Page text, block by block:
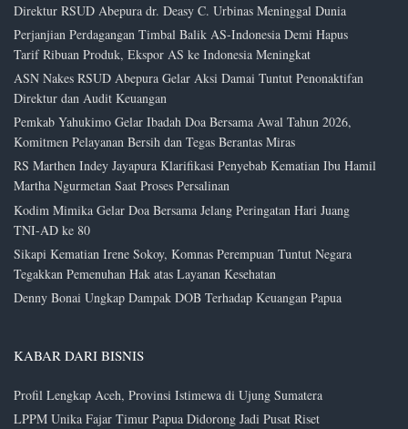
Direktur RSUD Abepura dr. Deasy C. Urbinas Meninggal Dunia
Perjanjian Perdagangan Timbal Balik AS-Indonesia Demi Hapus
Tarif Ribuan Produk, Ekspor AS ke Indonesia Meningkat
ASN Nakes RSUD Abepura Gelar Aksi Damai Tuntut Penonaktifan
Direktur dan Audit Keuangan
Pemkab Yahukimo Gelar Ibadah Doa Bersama Awal Tahun 2026,
Komitmen Pelayanan Bersih dan Tegas Berantas Miras
RS Marthen Indey Jayapura Klarifikasi Penyebab Kematian Ibu Hamil
Martha Ngurmetan Saat Proses Persalinan
Kodim Mimika Gelar Doa Bersama Jelang Peringatan Hari Juang
TNI-AD ke 80
Sikapi Kematian Irene Sokoy, Komnas Perempuan Tuntut Negara
Tegakkan Pemenuhan Hak atas Layanan Kesehatan
Denny Bonai Ungkap Dampak DOB Terhadap Keuangan Papua
KABAR DARI BISNIS
Profil Lengkap Aceh, Provinsi Istimewa di Ujung Sumatera
LPPM Unika Fajar Timur Papua Didorong Jadi Pusat Riset